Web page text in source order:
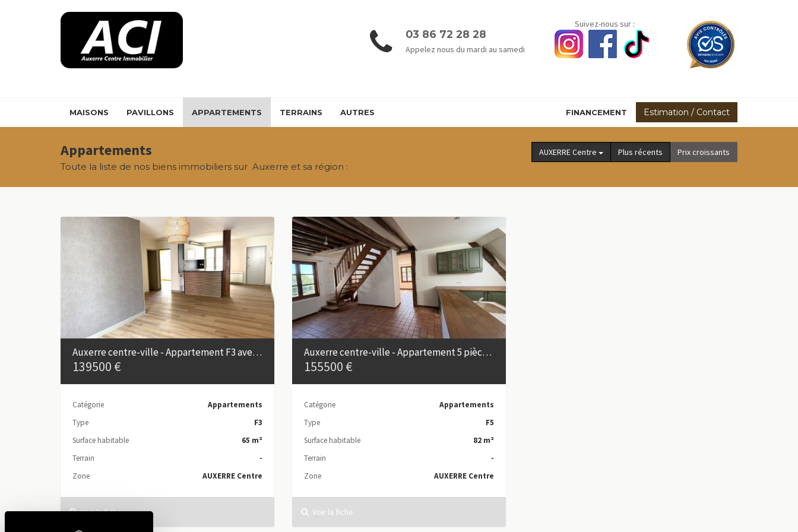
Suivez-nous sur :
03 86 72 28 28
Appelez nous du mardi au samedi
MAISONS PAVILLONS APPARTEMENTS TERRAINS AUTRES FINANCEMENT Estimation / Contact
Appartements
Toute la liste de nos biens immobiliers sur Auxerre et sa région :
AUXERRE Centre Plus récents Prix croissants
Auxerre centre-ville - Appartement F3 avec terrasse
139500 €
Catégorie
Appartements
Type
F3
Surface habitable
65 m²
Terrain
-
Zone
AUXERRE Centre
Voir la fiche
Auxerre centre-ville - Appartement 5 pièces en duplex avec garage
155500 €
Catégorie
Appartements
Type
F5
Surface habitable
82 m²
Terrain
-
Zone
AUXERRE Centre
Voir la fiche